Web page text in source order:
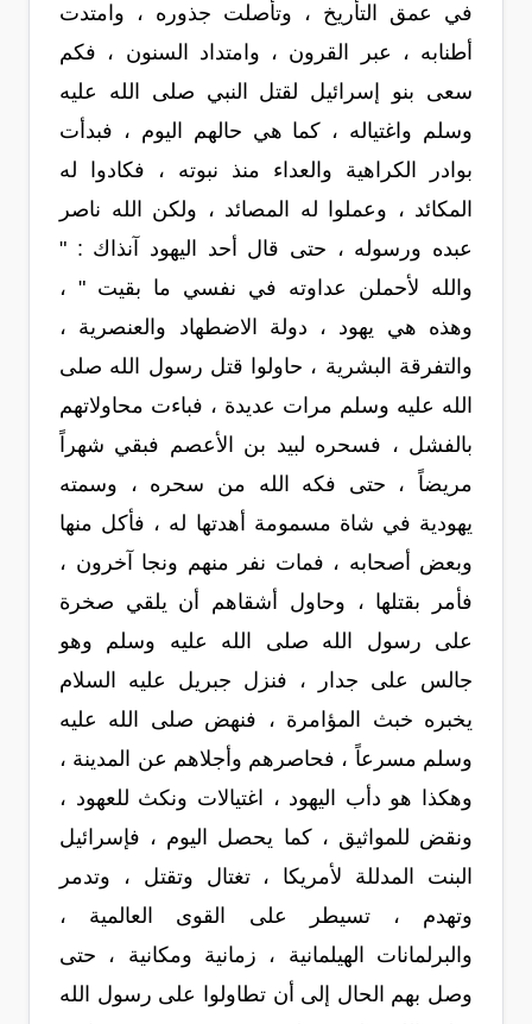
في عمق التأريخ ، وتأصلت جذوره ، وامتدت
أطنابه ، عبر القرون ، وامتداد السنون ، فكم
سعى بنو إسرائيل لقتل النبي صلى الله عليه
وسلم واغتياله ، كما هي حالهم اليوم ، فبدأت
بوادر الكراهية والعداء منذ نبوته ، فكادوا له
المكائد ، وعملوا له المصائد ، ولكن الله ناصر
عبده ورسوله ، حتى قال أحد اليهود آنذاك : "
والله لأحملن عداوته في نفسي ما بقيت " ،
وهذه هي يهود ، دولة الاضطهاد والعنصرية ،
والتفرقة البشرية ، حاولوا قتل رسول الله صلى
الله عليه وسلم مرات عديدة ، فباءت محاولاتهم
بالفشل ، فسحره لبيد بن الأعصم فبقي شهراً
مريضاً ، حتى فكه الله من سحره ، وسمته
يهودية في شاة مسمومة أهدتها له ، فأكل منها
وبعض أصحابه ، فمات نفر منهم ونجا آخرون ،
فأمر بقتلها ، وحاول أشقاهم أن يلقي صخرة
على رسول الله صلى الله عليه وسلم وهو
جالس على جدار ، فنزل جبريل عليه السلام
يخبره خبث المؤامرة ، فنهض صلى الله عليه
وسلم مسرعاً ، فحاصرهم وأجلاهم عن المدينة ،
وهكذا هو دأب اليهود ، اغتيالات ونكث للعهود ،
ونقض للمواثيق ، كما يحصل اليوم ، فإسرائيل
البنت المدللة لأمريكا ، تغتال وتقتل ، وتدمر
وتهدم ، تسيطر على القوى العالمية ،
والبرلمانات الهيلمانية ، زمانية ومكانية ، حتى
وصل بهم الحال إلى أن تطاولوا على رسول الله